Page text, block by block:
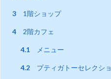
3 1階ショップ
4 2階カフェ
4.1 メニュー
4.2 プティガトーセレクシ